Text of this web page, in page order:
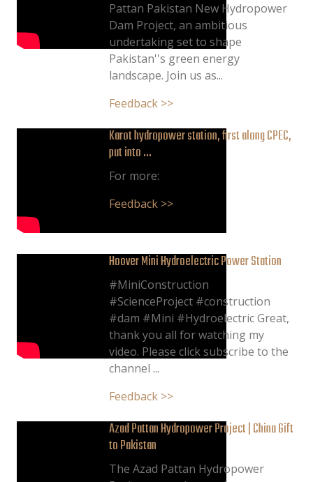
Pattan Pakistan New Hydropower
Dam Project, an ambitious
undertaking set to shape
Pakistan''s green energy
landscape. Join us as...
Feedback >>
Karot hydropower station, first along CPEC,
put into ...
For more:
Feedback >>
Hoover Mini Hydroelectric Power Station
#MiniConstruction
#ScienceProject #construction
#dam #Mini #Hydroelectric Great,
thank you all for watching my
video. Please click subscribe to the
channel ...
Feedback >>
Azad Pattan Hydropower Project | China Gift
to Pakistan
The Azad Pattan Hydropower